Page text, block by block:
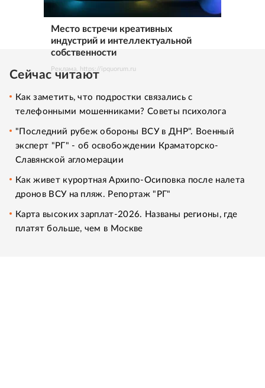
Место встречи креативных
индустрий и интеллектуальной
собственности
Реклама. https://ipquorum.ru
Сейчас читают
Как заметить, что подростки связались с
телефонными мошенниками? Советы психолога
"Последний рубеж обороны ВСУ в ДНР". Военный
эксперт "РГ" - об освобождении Краматорско-
Славянской агломерации
Как живет курортная Архипо-Осиповка после налета
дронов ВСУ на пляж. Репортаж "РГ"
Карта высоких зарплат-2026. Названы регионы, где
платят больше, чем в Москве